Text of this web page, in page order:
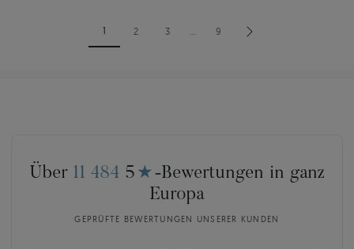
1 2 3 … 9
Über 11 484 5 ★ -Bewertungen in ganz
Europa
GEPRÜFTE BEWERTUNGEN UNSERER KUNDEN